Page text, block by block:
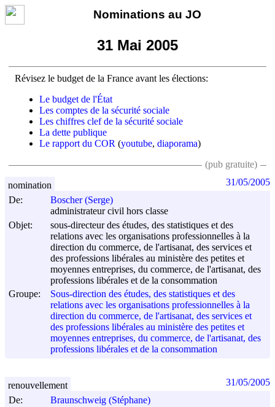
Nominations au JO
31 Mai 2005
Révisez le budget de la France avant les élections:
Le budget de l'État
Les comptes de la sécurité sociale
Les chiffres clef de la sécurité sociale
La dette publique
Le rapport du COR (youtube, diaporama)
(pub gratuite)
De:
Boscher (Serge)
administrateur civil hors classe
Objet:
sous-directeur des études, des statistiques et des
relations avec les organisations professionnelles à la
direction du commerce, de l'artisanat, des services et
des professions libérales au ministère des petites et
moyennes entreprises, du commerce, de l'artisanat, des
professions libérales et de la consommation
Groupe:
Sous-direction des études, des statistiques et des
relations avec les organisations professionnelles à la
direction du commerce, de l'artisanat, des services et
des professions libérales au ministère des petites et
moyennes entreprises, du commerce, de l'artisanat, des
professions libérales et de la consommation
nomination 31/05/2005
De:
Braunschweig (Stéphane)
renouvellement 31/05/2005